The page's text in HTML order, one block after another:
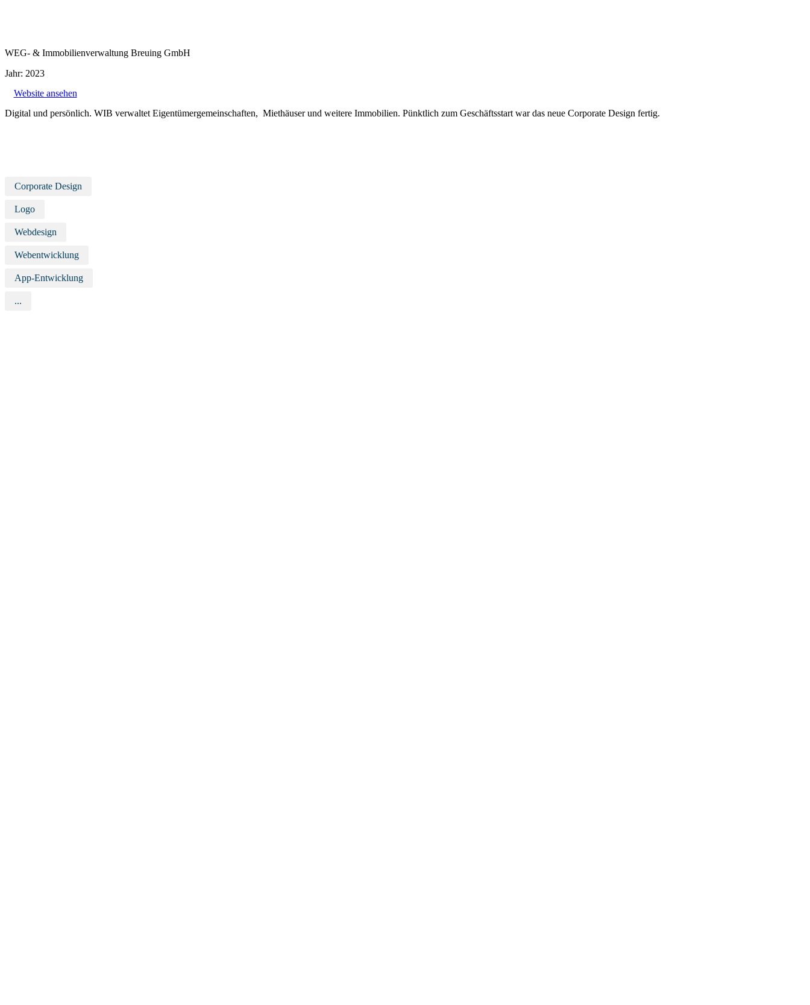
WEG- & Immobilienverwaltung Breuing GmbH
Jahr: 2023
Website ansehen
Digital und persönlich. WIB verwaltet Eigentümergemeinschaften, Miethäuser und weitere Immobilien. Pünktlich zum Geschäftsstart war das neue Corporate Design fertig.
Corporate Design
Logo
Webdesign
Webentwicklung
App-Entwicklung
...